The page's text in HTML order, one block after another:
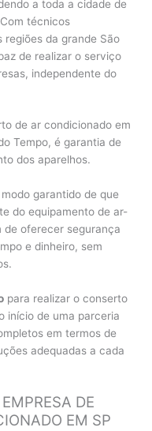
a toda a cidade de
técnicos
da grande São
de realizar o serviço
independente do
de ar condicionado em
Tempo, é garantia de
dos aparelhos.
garantido de que
do equipamento de ar-
de oferecer segurança
e dinheiro, sem
para realizar o conserto
início de uma parceria
em termos de
adequadas a cada
DE
EM SP